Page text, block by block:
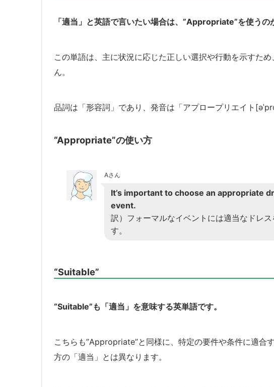
「適当」と英語で言いたい場合は、”Appropriate”を使うの
この単語は、主に状況に応じた正しい選択や行動を示すた
ん。
品詞は「形容詞」であり、発音は「アプロープリエイト
“Appropriate”の使い方
Aさん
It’s important to choose an appropriate
event.
訳）フォーマルなイベントには適当なドレ
す。
“Suitable”
“Suitable”も「適当」を意味する英単語です。
こちらも”Appropriate”と同様に、特定の要件や条件に適合
方の「適当」とは異なります。